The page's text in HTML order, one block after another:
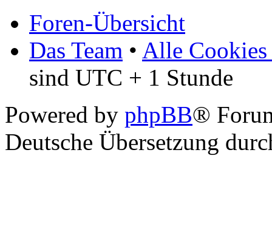
Foren-Übersicht
Das Team • Alle Cookies
sind UTC + 1 Stunde
Powered by phpBB®
Deutsche Übersetzung